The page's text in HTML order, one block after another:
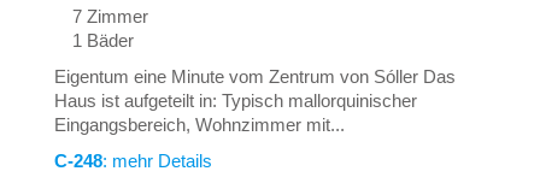
7 Zimmer
1 Bäder
Eigentum eine Minute vom Zentrum von Sóller Das
Haus ist aufgeteilt in: Typisch mallorquinischer
Eingangsbereich, Wohnzimmer mit...
C-248: mehr Details